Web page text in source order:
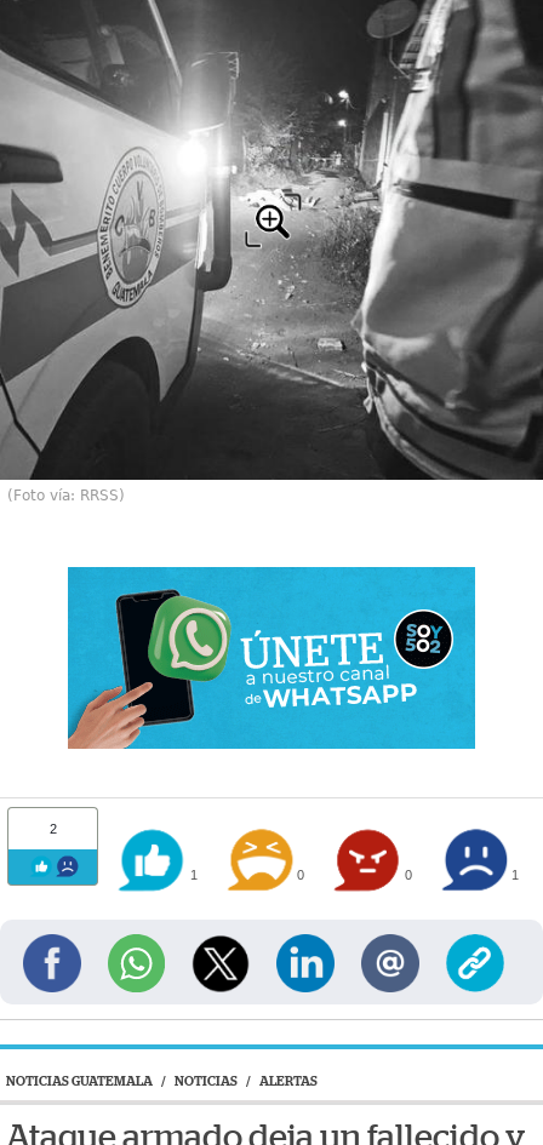
(Foto vía: RRSS)
2
1 0 0 1
NOTICIAS GUATEMALA / NOTICIAS / ALERTAS
Ataque armado deja un fallecido y